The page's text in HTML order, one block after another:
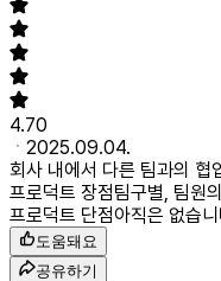
4.70
2025.09.04.
회사 내에서 다른 팀과의 협
프로덕트 장점팀구별, 팀원
프로덕트 단점아직은 없습
도움돼요
공유하기